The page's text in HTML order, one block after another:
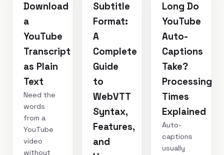
Download
a
YouTube
Transcript
as Plain
Text
Need the
words
from a
YouTube
video
without
Subtitle
Format:
A
Complete
Guide
to
WebVTT
Syntax,
Features,
and
Long Do
YouTube
Auto-
Captions
Take?
Processing
Times
Explained
Auto-
captions
usually